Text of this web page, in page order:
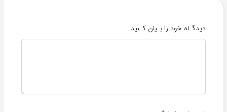
دیدگـاه خود را بـیان کـنید